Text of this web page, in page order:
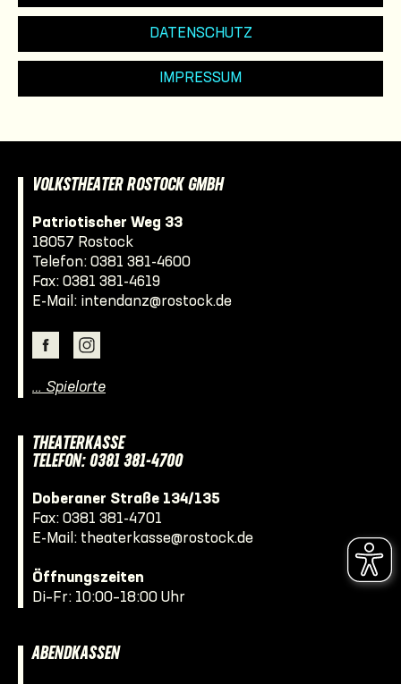
DATENSCHUTZ
IMPRESSUM
VOLKSTHEATER ROSTOCK GMBH
Patriotischer Weg 33
18057 Rostock
Telefon: 0381 381-4600
Fax: 0381 381-4619
E-Mail: intendanz@rostock.de
… Spielorte
THEATERKASSE
TELEFON: 0381 381-4700
Doberaner Straße 134/135
Fax: 0381 381-4701
E-Mail: theaterkasse@rostock.de
Öffnungszeiten
Di–Fr: 10:00–18:00 Uhr
ABENDKASSEN